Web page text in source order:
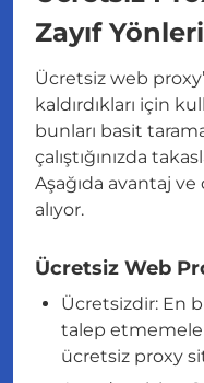
Zayıf Yönleri
Ücretsiz web
kaldırdıkları için
bunları basit
çalıştığınızda
Aşağıda avantaj
alıyor.
Ücretsiz Web
Ücretsizdir: En
talep
ücretsiz proxy